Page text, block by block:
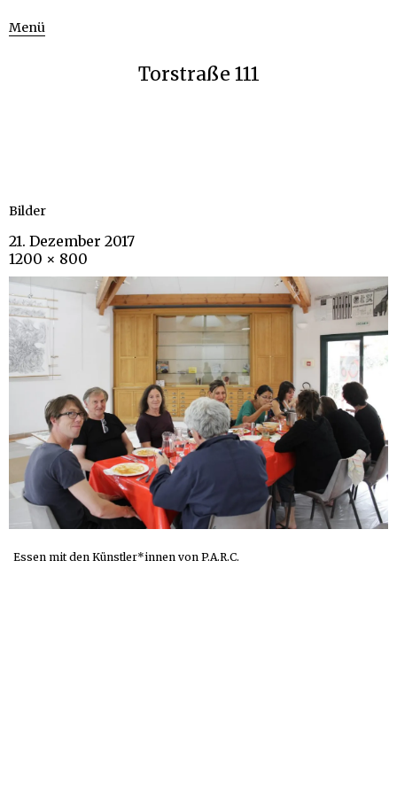
Menü
Torstraße 111
Bilder
21. Dezember 2017
1200 × 800
Essen mit den Künstler*innen von P.A.R.C.